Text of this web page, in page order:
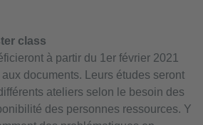
class
à partir du 1er février 2021
documents. Leurs études seront
ateliers selon le besoin des
des personnes ressources. Y